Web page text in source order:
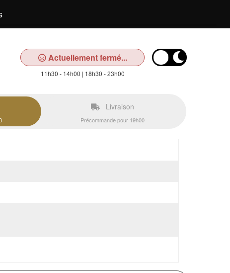
Actuellement fermé...
11h30 - 14h00 | 18h30 - 23h00
Livraison
Précommande pour 19h00